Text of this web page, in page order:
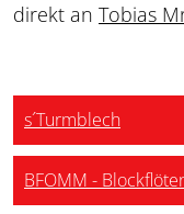
direkt an Tobias
s´Turmblech
BFOMM -